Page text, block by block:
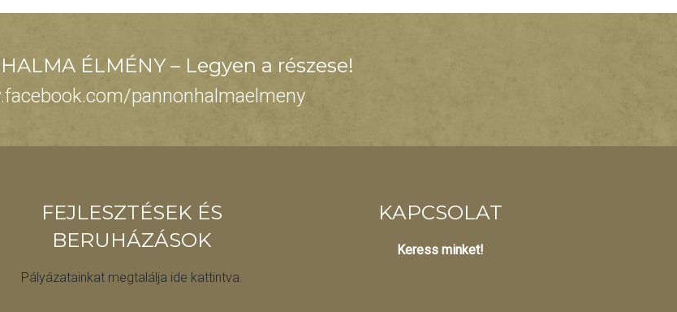
ÉLMÉNY – Legyen a részese!
pannonhalmaelmeny
FEJLESZTÉSEK ÉS
BERUHÁZÁSOK
Pályázatainkat megtalálja ide kattintva.
KAPCSOLAT
Keress minket!